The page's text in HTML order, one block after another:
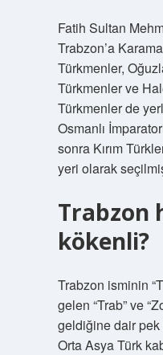
Fatih Sultan
Trabzon’a
Türkmenler,
Türkmenler ve
Türkmenler de
Osmanlı
sonra Kırım
yeri olarak
Trabzon
kökenli?
Trabzon isminin
gelen “Trab” ve
geldiğine dair pek
Orta Asya Türk